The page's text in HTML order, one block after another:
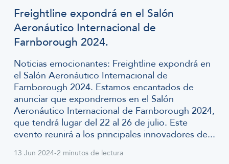
Freightline expondrá en el Salón
Aeronáutico Internacional de
Farnborough 2024.
Noticias emocionantes: Freightline expondrá en
el Salón Aeronáutico Internacional de
Farnborough 2024. Estamos encantados de
anunciar que expondremos en el Salón
Aeronáutico Internacional de Farnborough 2024,
que tendrá lugar del 22 al 26 de julio. Este
evento reunirá a los principales innovadores de...
13 Jun 2024-2 minutos de lectura